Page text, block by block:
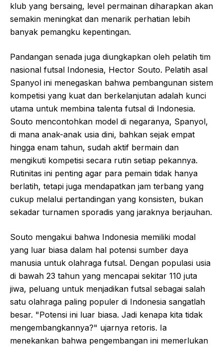
klub yang bersaing, level permainan diharapkan akan
semakin meningkat dan menarik perhatian lebih
banyak pemangku kepentingan.
Pandangan senada juga diungkapkan oleh pelatih tim
nasional futsal Indonesia, Hector Souto. Pelatih asal
Spanyol ini menegaskan bahwa pembangunan sistem
kompetisi yang kuat dan berkelanjutan adalah kunci
utama untuk membina talenta futsal di Indonesia.
Souto mencontohkan model di negaranya, Spanyol,
di mana anak-anak usia dini, bahkan sejak empat
hingga enam tahun, sudah aktif bermain dan
mengikuti kompetisi secara rutin setiap pekannya.
Rutinitas ini penting agar para pemain tidak hanya
berlatih, tetapi juga mendapatkan jam terbang yang
cukup melalui pertandingan yang konsisten, bukan
sekadar turnamen sporadis yang jaraknya berjauhan.
Souto mengakui bahwa Indonesia memiliki modal
yang luar biasa dalam hal potensi sumber daya
manusia untuk olahraga futsal. Dengan populasi usia
di bawah 23 tahun yang mencapai sekitar 110 juta
jiwa, peluang untuk menjadikan futsal sebagai salah
satu olahraga paling populer di Indonesia sangatlah
besar. "Potensi ini luar biasa. Jadi kenapa kita tidak
mengembangkannya?" ujarnya retoris. Ia
menekankan bahwa pengembangan ini memerlukan